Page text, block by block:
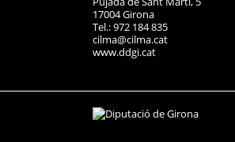
17004 Girona
Tel.: 972 184 835
cilma@cilma.cat
www.ddgi.cat